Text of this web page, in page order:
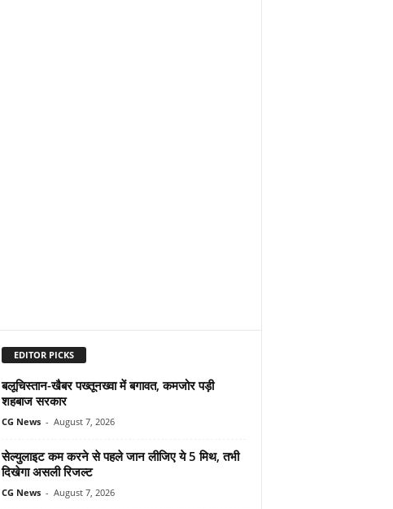
EDITOR PICKS
बलूचिस्तान-खैबर पख्तूनख्वा में बगावत, कमजोर पड़ी
शहबाज सरकार
CG News - August 7, 2026
सेल्युलाइट कम करने से पहले जान लीजिए ये 5 मिथ, तभी
दिखेगा असली रिजल्ट
CG News - August 7, 2026